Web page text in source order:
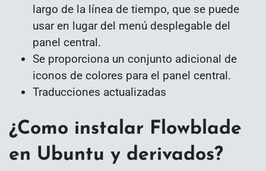
largo de la línea de tiempo, que se puede
usar en lugar del menú desplegable del
panel central.
Se proporciona un conjunto adicional de
iconos de colores para el panel central.
Traducciones actualizadas
¿Como instalar Flowblade
en Ubuntu y derivados?